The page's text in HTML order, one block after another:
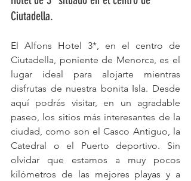
Ciutadella.
El Alfons Hotel 3*, en el centro de
Ciutadella, poniente de Menorca, es el
lugar ideal para alojarte mientras
disfrutas de nuestra bonita Isla. Desde
aquí podrás visitar, en un agradable
paseo, los sitios más interesantes de la
ciudad, como son el Casco Antiguo, la
Catedral o el Puerto deportivo. Sin
olvidar que estamos a muy pocos
kilómetros de las mejores playas y a